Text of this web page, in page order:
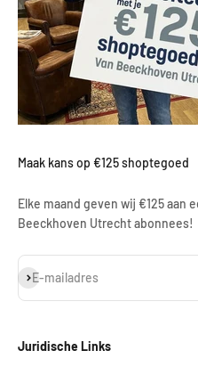
Maak kans op €125 shoptegoed
Elke maand geven wij €125 aan
Beeckhoven Utrecht abonnees!
E-mailadres
Abonneren
Juridische Links